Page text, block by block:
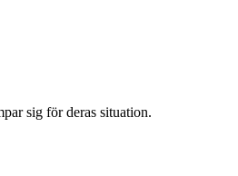
sig för deras situation.